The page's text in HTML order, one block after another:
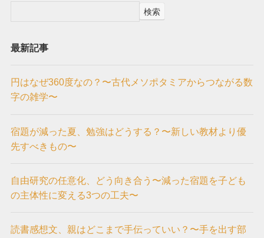
検索
最新記事
円はなぜ360度なの？〜古代メソポタミアからつながる数
字の雑学〜
宿題が減った夏、勉強はどうする？〜新しい教材より優
先すべきもの〜
自由研究の任意化、どう向き合う〜減った宿題を子ども
の主体性に変える3つの工夫〜
読書感想文、親はどこまで手伝っていい？〜手を出す部